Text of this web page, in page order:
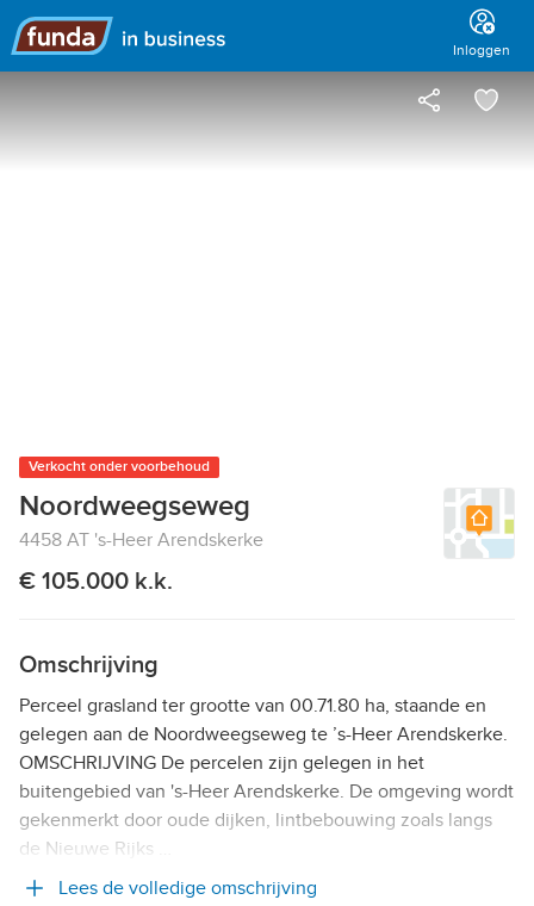
Hoofdmenu
Inloggen
Verkocht onder voorbehoud
Noordweegseweg
4458 AT 's-Heer Arendskerke
€ 105.000 k.k.
Omschrijving
Perceel grasland ter grootte van 00.71.80 ha, staande en
gelegen aan de Noordweegseweg te ’s-Heer Arendskerke.
OMSCHRIJVING De percelen zijn gelegen in het
buitengebied van 's-Heer Arendskerke. De omgeving wordt
gekenmerkt door oude dijken, lintbebouwing zoals langs
de Nieuwe Rijks …
Lees de volledige omschrijving